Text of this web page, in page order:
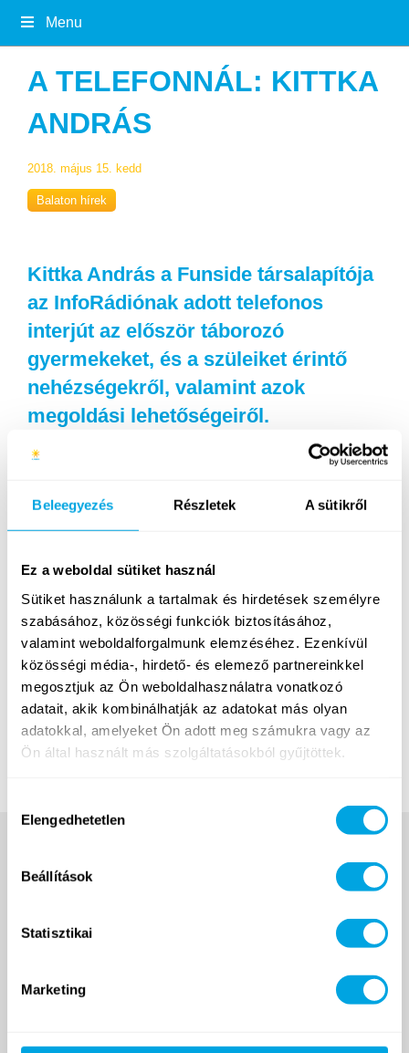
Beleegyezés Részletek A sütikről
Ez a weboldal sütiket használ
Sütiket használunk a tartalmak és hirdetések személyre
szabásához, közösségi funkciók biztosításához,
valamint weboldalforgalmunk elemzéséhez. Ezenkívül
közösségi média-, hirdető- és elemező partnereinkkel
megosztjuk az Ön weboldalhasználatra vonatkozó
adatait, akik kombinálhatják az adatokat más olyan
adatokkal, amelyeket Ön adott meg számukra vagy az
Ön által használt más szolgáltatásokból gyűjtöttek.
kiválasztása
Elengedhetetlen
Beállítások
Statisztikai
Marketing
Menu
A TELEFONNÁL: KITTKA
ANDRÁS
2018. május 15. kedd
Balaton hírek
Kittka András a Funside társalapítója
az InfoRádiónak adott telefonos
interjút az először táborozó
gyermekeket, és a szüleiket érintő
nehézségekről, valamint azok
megoldási lehetőségeiről.
A Kittka András és Kittka Eszter által 2007-ben életre
nyarához adtak életre szóló élményeket, a különleges
meglátásaik segítségével korábban
melyekkel jól sikerülhet az első táborozás, most pedig
azInfoRádióhívására válaszolt készséggel vezetőnk,
Kittka András.
A teljes cikk, melyben a rádióban elhangzott telefonos
interjú is meghallgathatóide kattintvaérhető el.